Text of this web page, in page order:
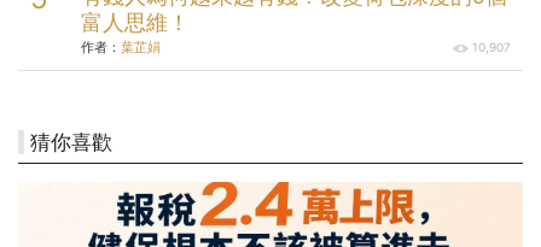
富人思維！
作者： 葉芷娟 10,907
猜你喜歡